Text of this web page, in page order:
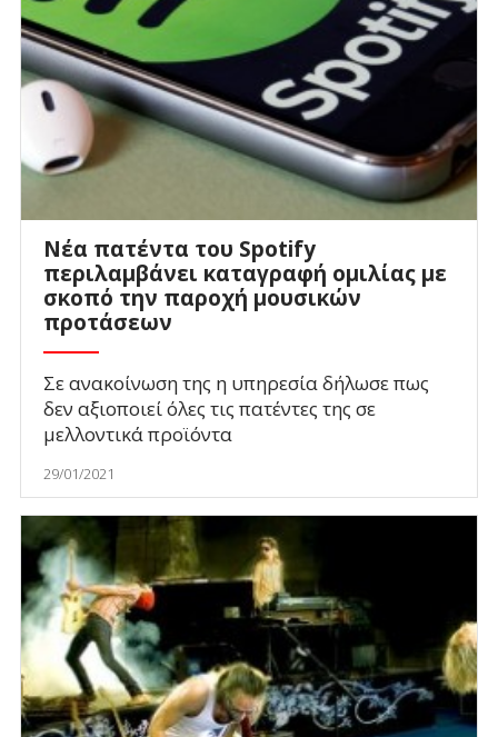
Νέα πατέντα του Spotify
περιλαμβάνει καταγραφή ομιλίας με
σκοπό την παροχή μουσικών
προτάσεων
Σε ανακοίνωση της η υπηρεσία δήλωσε πως
δεν αξιοποιεί όλες τις πατέντες της σε
μελλοντικά προϊόντα
29/01/2021